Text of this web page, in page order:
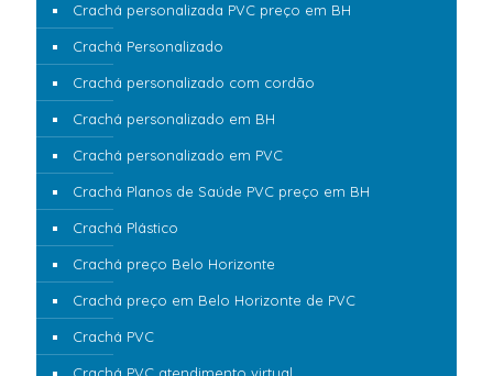
Crachá personalizada PVC preço em BH
Crachá Personalizado
Crachá personalizado com cordão
Crachá personalizado em BH
Crachá personalizado em PVC
Crachá Planos de Saúde PVC preço em BH
Crachá Plástico
Crachá preço Belo Horizonte
Crachá preço em Belo Horizonte de PVC
Crachá PVC